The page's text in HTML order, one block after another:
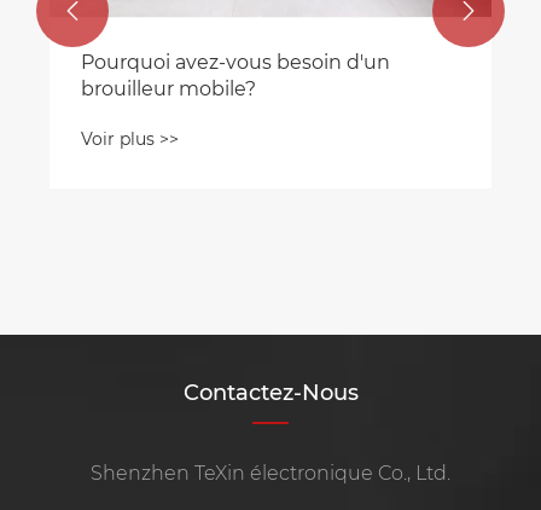
Pourquoi avez-vous besoin d'un
brouilleur mobile?
Voir plus >>
 
Contactez-Nous
Shenzhen TeXin électronique Co., Ltd.